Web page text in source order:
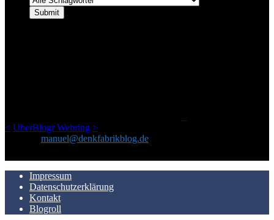
< UberBlogr Webring >
manuel@denkfabrikblog.de
Impressum
Datenschutzerklärung
Kontakt
Blogroll